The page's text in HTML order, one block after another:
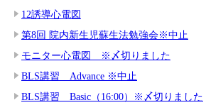
12誘導心電図
第8回 院内新生児蘇生法勉強会※中止
モニター心電図 ※〆切りました
BLS講習 Advance ※中止
BLS講習 Basic（16:00）※〆切りました